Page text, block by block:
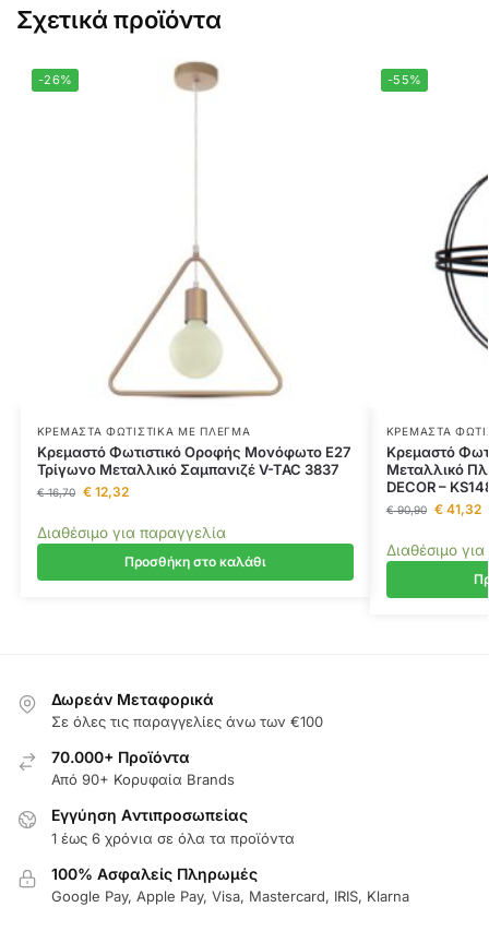
Σχετικά προϊόντα
-26%
ΚΡΕΜΑΣΤΆ ΦΩΤΙΣΤΙΚΆ ΜΕ ΠΛΈΓΜΑ
Κρεμαστό Φωτιστικό Οροφής Μονόφωτο E27
Τρίγωνο Μεταλλικό Σαμπανιζέ V-TAC 3837
€16,70 €12,32
Διαθέσιμο για παραγγελία
Προσθήκη στο καλάθι
-55%
ΚΡΕΜΑΣΤΆ
Κρεμαστό
Μεταλλικό
DECOR –
€90,90 €41,32
Διαθέσιμο
Δωρεάν Μεταφορικά
Σε όλες τις παραγγελίες άνω των €100
70.000+ Προϊόντα
Από 90+ Κορυφαία Brands
Εγγύηση Aντιπροσωπείας
1 έως 6 χρόνια σε όλα τα προϊόντα
100% Ασφαλείς Πληρωμές
Google Pay, Apple Pay, Visa, Mastercard, IRIS, Klarna